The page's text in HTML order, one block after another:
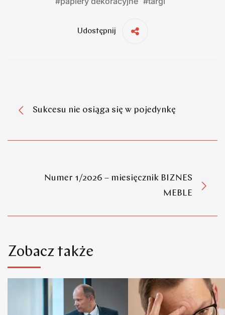
Udostępnij
Sukcesu nie osiąga się w pojedynkę
Numer 1/2026 – miesięcznik BIZNES
MEBLE
Zobacz także